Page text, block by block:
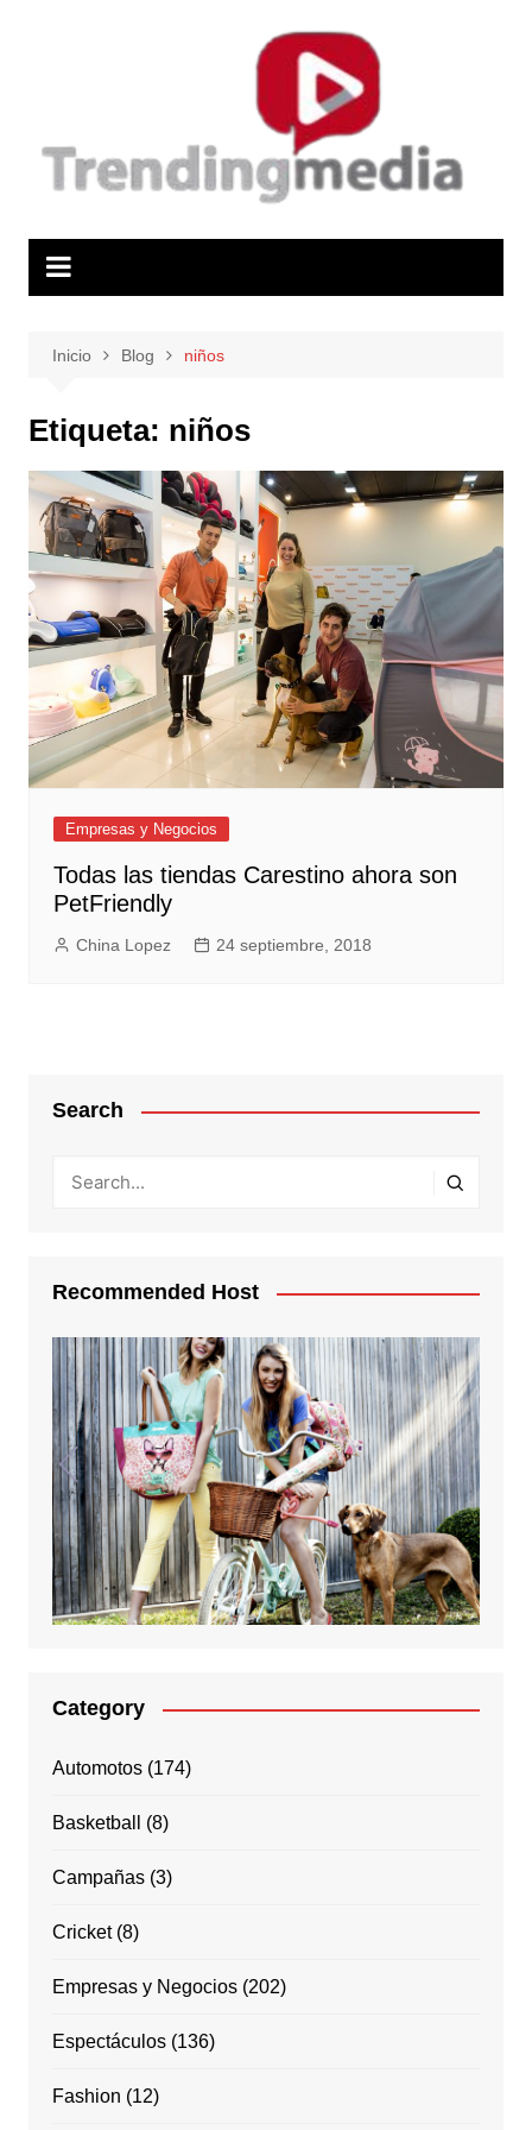
Inicio Blog niños
Etiqueta: niños
Empresas y Negocios
Todas las tiendas Carestino ahora son
PetFriendly
China Lopez 24 septiembre, 2018
Search
Recommended Host
Category
Automotos(174)
Basketball (8)
Campañas(3)
Cricket(8)
Empresas y Negocios(202)
Espectáculos(136)
Fashion (12)